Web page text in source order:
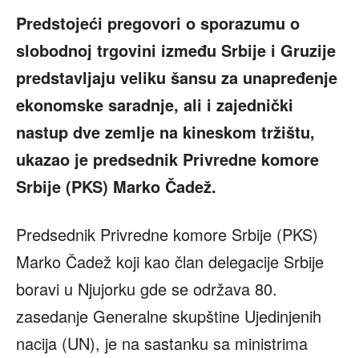
Predstojeći pregovori o sporazumu o
slobodnoj trgovini između Srbije i Gruzije
predstavljaju veliku šansu za unapređenje
ekonomske saradnje, ali i zajednički
nastup dve zemlje na kineskom tržištu,
ukazao je predsednik Privredne komore
Srbije (PKS) Marko Čadež.
Predsednik Privredne komore Srbije (PKS)
Marko Čadež koji kao član delegacije Srbije
boravi u Njujorku gde se održava 80.
zasedanje Generalne skupštine Ujedinjenih
nacija (UN), je na sastanku sa ministrima